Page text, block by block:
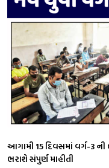
આગામી 15 દિવસમાં વર્ગ-3 ની બમ્પર ભરતી, જાણો કેટલી જગ્થા, કયારે ફોર્મ
ભરાશે સંપુર્ણ માહીતી